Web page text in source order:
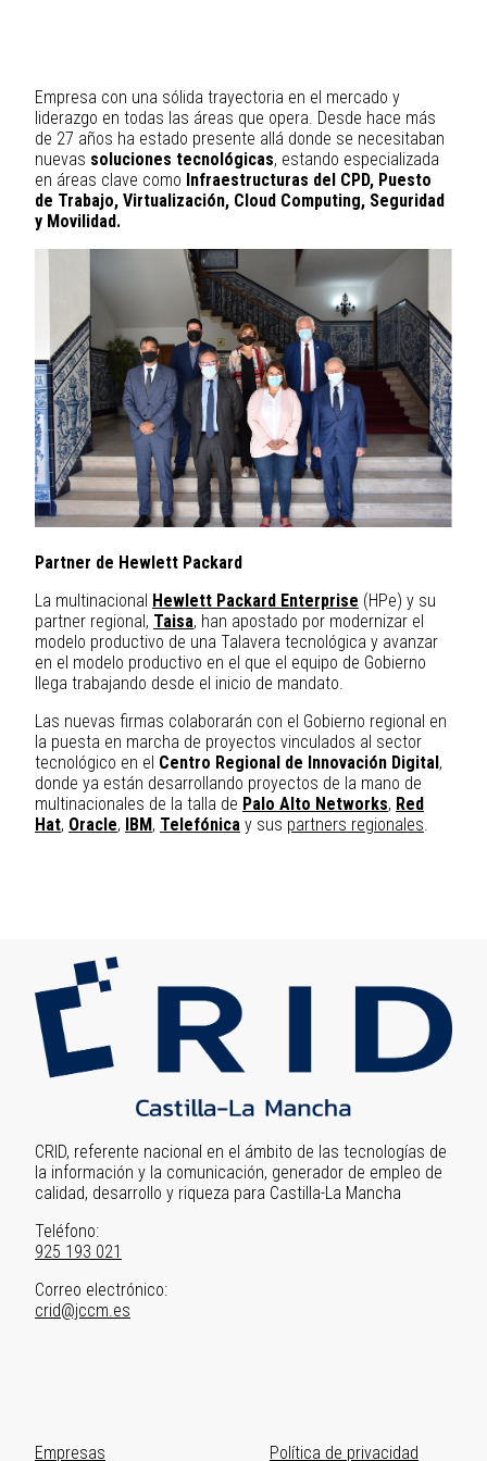
Empresa con una sólida trayectoria en el mercado y
liderazgo en todas las áreas que opera. Desde hace más
de 27 años ha estado presente allá donde se necesitaban
nuevas soluciones tecnológicas, estando especializada
en áreas clave como Infraestructuras del CPD, Puesto
de Trabajo, Virtualización, Cloud Computing, Seguridad
y Movilidad.
Partner de Hewlett Packard
La multinacional Hewlett Packard Enterprise (HPe) y su
partner regional, Taisa, han apostado por modernizar el
modelo productivo de una Talavera tecnológica y avanzar
en el modelo productivo en el que el equipo de Gobierno
llega trabajando desde el inicio de mandato.
Las nuevas firmas colaborarán con el Gobierno regional en
la puesta en marcha de proyectos vinculados al sector
tecnológico en el Centro Regional de Innovación Digital,
donde ya están desarrollando proyectos de la mano de
multinacionales de la talla de Palo Alto Networks, Red
Hat, Oracle, IBM, Telefónica y sus partners regionales
Image
CRID, referente nacional en el ámbito de las tecnologías de
la información y la comunicación, generador de empleo de
calidad, desarrollo y riqueza para Castilla-La Mancha
Teléfono:
925 193 021
Correo electrónico:
crid@jccm.es
Empresas Política de privacidad